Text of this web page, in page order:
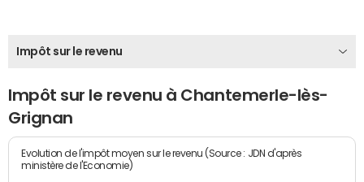
Impôt sur le revenu
Impôt sur le revenu à Chantemerle-lès-
Grignan
Evolution de l'impôt moyen sur le revenu (Source : JDN d'après
ministère de l'Economie)